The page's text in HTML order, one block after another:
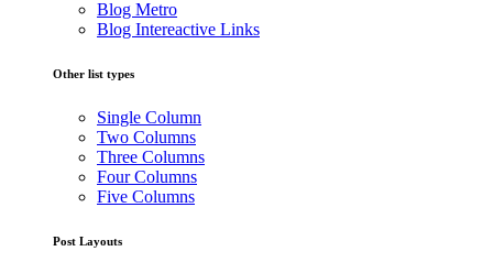
Blog Metro
Blog Intereactive Links
Other list types
Single Column
Two Columns
Three Columns
Four Columns
Five Columns
Post Layouts